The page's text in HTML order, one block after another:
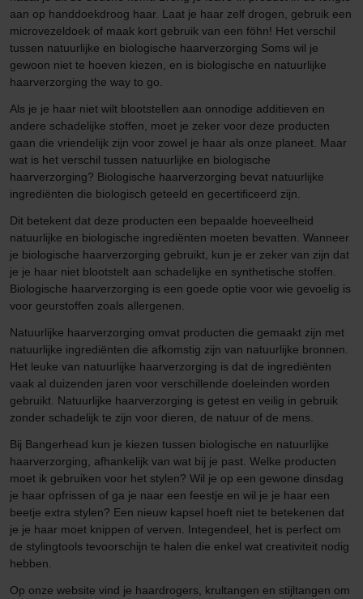
aan op handdoekdroog haar. Laat je haar zelf drogen, gebruik een
microvezeldoek of maak kort gebruik van een föhn! Het verschil
tussen natuurlijke en biologische haarverzorging Soms wil je
gewoon niet te hoeven kiezen, en is biologische en natuurlijke
haarverzorging the way to go.
Als je je haar niet wilt blootstellen aan onnodige additieven en
andere schadelijke stoffen, moet je zeker voor deze producten
gaan die vriendelijk zijn voor zowel je haar als onze planeet. Maar
wat is het verschil tussen natuurlijke en biologische
haarverzorging? Biologische haarverzorging bevat natuurlijke
ingrediënten die biologisch geteeld en gecertificeerd zijn.
Dit betekent dat deze producten een bepaalde hoeveelheid
natuurlijke en biologische ingrediënten moeten bevatten. Wanneer
je biologische haarverzorging gebruikt, kun je er zeker van zijn dat
je je haar niet blootstelt aan schadelijke en synthetische stoffen.
Biologische haarverzorging is een goede optie voor wie gevoelig is
voor geurstoffen zoals allergenen.
Natuurlijke haarverzorging omvat producten die gemaakt zijn met
natuurlijke ingrediënten die afkomstig zijn van natuurlijke bronnen.
Het leuke van natuurlijke haarverzorging is dat de ingrediënten
vaak al duizenden jaren voor verschillende doeleinden worden
gebruikt. Natuurlijke haarverzorging is getest en veilig in gebruik
zonder schadelijk te zijn voor dieren, de natuur of de mens.
Bij Bangerhead kun je kiezen tussen biologische en natuurlijke
haarverzorging, afhankelijk van wat bij je past. Welke producten
moet ik gebruiken voor het stylen? Wil je op een gewone dinsdag
je haar opfrissen of ga je naar een feestje en wil je je haar een
beetje extra stylen? Een nieuw kapsel hoeft niet te betekenen dat
je je haar moet knippen of verven. Integendeel, het is perfect om
de stylingtools tevoorschijn te halen die enkel wat creativiteit nodig
hebben.
Op onze website vind je haardrogers, krultangen en stijltangen om